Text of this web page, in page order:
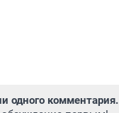
одного комментария.